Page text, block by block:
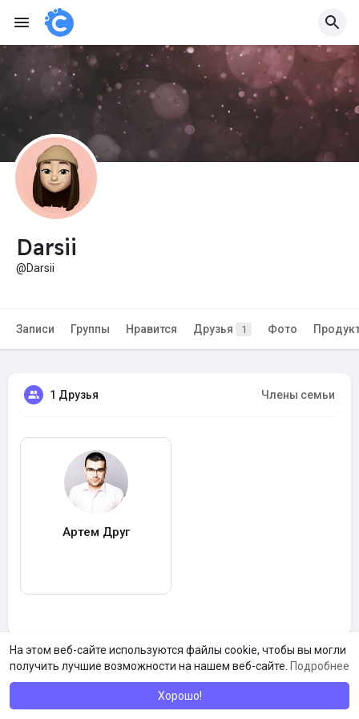
На этом веб-сайте используются файлы cookie, чтобы вы могли
получить лучшие возможности на нашем веб-сайте. Подробнее
Хорошо!
Darsii
@Darsii
Записи Группы Нравится Друзья 1 Фото
1 Друзья Члены семьи
Артем Друг